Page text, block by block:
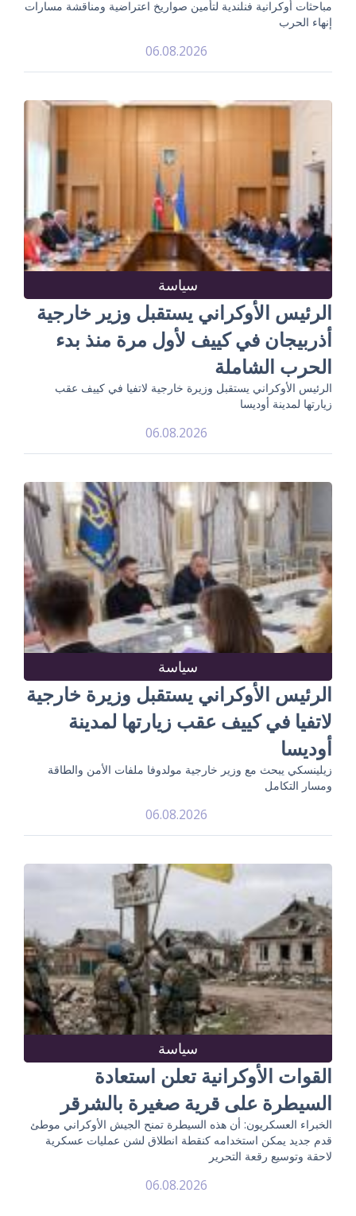
مباحثات أوكرانية فنلندية لتأمين صواريخ اعتراضية ومناقشة مسارات
إنهاء الحرب
06.08.2026
سياسة
الرئيس الأوكراني يستقبل وزير خارجية
أذربيجان في كييف لأول مرة منذ بدء
الحرب الشاملة
الرئيس الأوكراني يستقبل وزيرة خارجية لاتفيا في كييف عقب
زيارتها لمدينة أوديسا
06.08.2026
سياسة
الرئيس الأوكراني يستقبل وزيرة خارجية
لاتفيا في كييف عقب زيارتها لمدينة
أوديسا
زيلينسكي يبحث مع وزير خارجية مولدوفا ملفات الأمن والطاقة
ومسار التكامل
06.08.2026
سياسة
القوات الأوكرانية تعلن استعادة
السيطرة على قرية صغيرة بالشرقر
الخبراء العسكريون: أن هذه السيطرة تمنح الجيش الأوكراني موطئ
قدم جديد يمكن استخدامه كنقطة انطلاق لشن عمليات عسكرية
لاحقة وتوسيع رقعة التحرير
06.08.2026